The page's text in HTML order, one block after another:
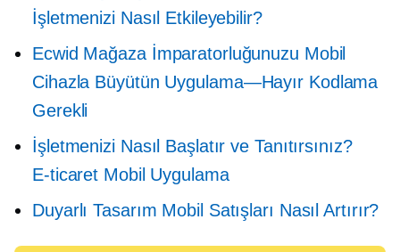
İşletmenizi Nasıl Etkileyebilir?
Ecwid Mağaza İmparatorluğunuzu Mobil
Cihazla Büyütün Uygulama—Hayır Kodlama
Gerekli
İşletmenizi Nasıl Başlatır ve Tanıtırsınız?
E-ticaret Mobil Uygulama
Duyarlı Tasarım Mobil Satışları Nasıl Artırır?